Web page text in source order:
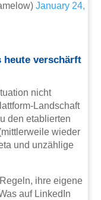
January 24,
heute verschärft
nicht
Landschaft
den etablierten
wieder
und unzählige
ihre eigene
auf LinkedIn